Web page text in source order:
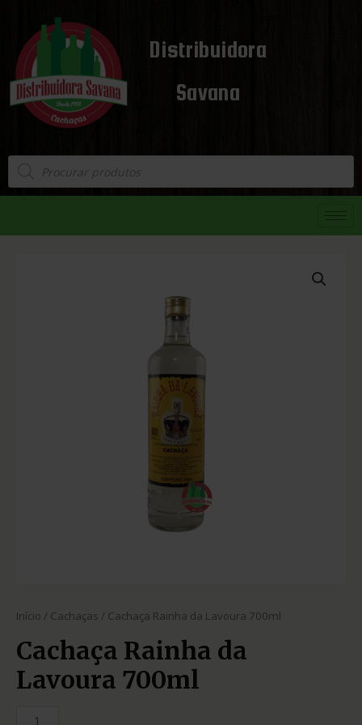
Distribuidora
Savana
Início / Cachaças / Cachaça Rainha da Lavoura 700ml
Cachaça Rainha da
Lavoura 700ml